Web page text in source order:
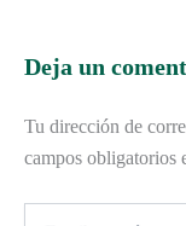
Deja un
Tu dirección de
campos obligatorios